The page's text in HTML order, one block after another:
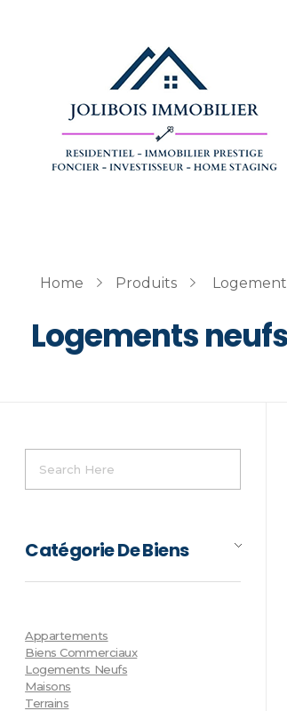
Home Produits
Logements neufs
Catégorie De Biens
Appartements
Biens Commerciaux
Logements Neufs
Maisons
Terrains